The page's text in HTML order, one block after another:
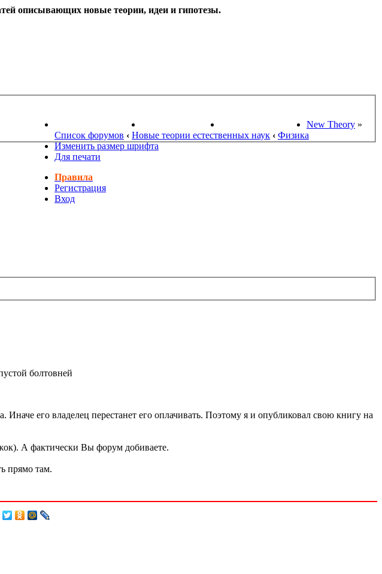
описывающих новые теории, идеи и гипотезы.
НОВОСТИ НАУКИ ПОИСК ТЕОРИЙ СТАРЫЙ ПОРТАЛ New Theory »
Список форумов ‹ Новые теории естественных наук ‹ Физика
Изменить размер шрифта
Для печати
Правила
Регистрация
Вход
болтовней
его владелец перестанет его оплачивать. Поэтому я и опубликовал свою книгу на
А фактически Вы форум добиваете.
прямо там.